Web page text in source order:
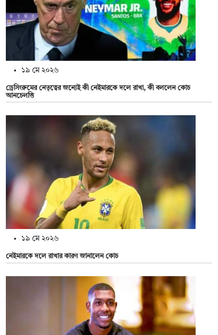
১৯ মে ২০২৬
ড্রেসিংরুমের নেতৃত্বের জন্যেই কী নেইমারকে দলে রাখা, কী বললেন কোচ
আনচেলত্তি
১৯ মে ২০২৬
নেইমারকে দলে রাখার কারণ জানালেন কোচ